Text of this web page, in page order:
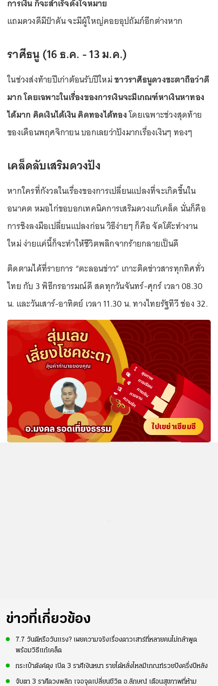
การเงิน ก็จะสำเร็จดั่งใจหมาย
แถมดวงดีมีป๋าดัน จะมีผู้ใหญ่คอยอุปถัมภ์อีกต่างหาก
ราศีธนู (16 ธ.ค. - 13 ม.ค.)
ในช่วงส่งท้ายปีเก่าต้อนรับปีใหม่ชาวราศีธนูดวงชะตาถือว่าดี
มาก โดยเฉพาะในเรื่องของการเงินจะมีเกณฑ์หาเงินหาทอง
ได้มาก คิดเงินได้เงิน คิดทองได้ทองโดยเฉพาะช่วงสุดท้าย
ของเดือนพฤศจิกายน บอกเลยว่าปังมากเรื่องเงินๆ ทองๆ
เคล็ดลับเสริมดวงปัง
หากใครที่กังวลในเรื่องของการเปลี่ยนแปลงที่จะเกิดขึ้นใน
อนาคต หมอไก่ขอบอกเทคนิคการเสริมดวงแก้เคล็ด นั่นก็คือ
การชิงลงมือเปลี่ยนแปลงก่อน วิธีง่ายๆ ก็คือ จัดโต๊ะทำงาน
ใหม่ ง่ายแค่นี้ก็จะทำให้ชีวิตพลิกจากร้ายกลายเป็นดี
ติดตามได้ที่รายการ “ตะลอนข่าว” เกาะติดข่าวสารทุกทิศทั่ว
ไทย กับ 3 พิธีกรอารมณ์ดี สดทุกวันจันทร์-ศุกร์ เวลา 08.30
น. และวันเสาร์-อาทิตย์ เวลา 11.30 น. ทางไทยรัฐทีวี ช่อง 32.
ไปเขย่าเซียมซี
ข่าวที่เกี่ยวข้อง
7.7 วันดีหรือวันแรง? เผยความจริงเรื่องดาวเสาร์ที่หลายคนไม่กล้าพูด
พร้อมวิธีแก้เคล็ด
กระเป๋าตังค์ตุง เปิด 3 ราศีเงินหนา รายได้หลั่งไหลมีเกณฑ์รวยปังครึ่งปีหลัง
จับตา 3 ราศีดวงพลิก เจอจุดเปลี่ยนชีวิต อ.ลักษณ์ เตือนสุขภาพที่ห้าม